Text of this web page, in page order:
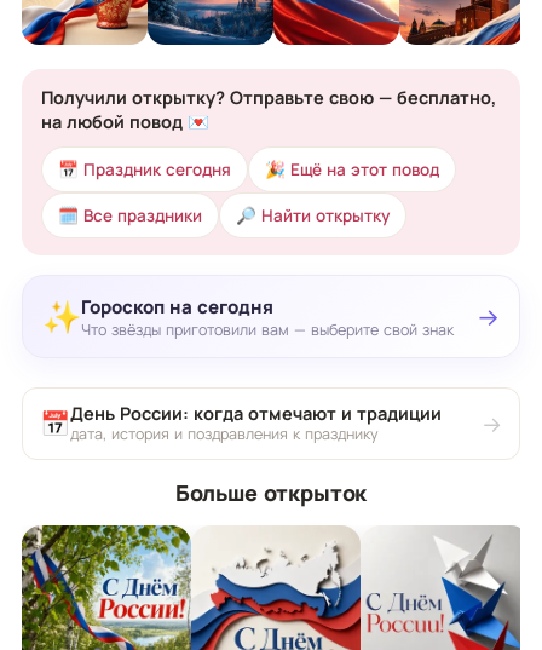
Получили открытку? Отправьте свою — бесплатно,
на любой повод 💌
📅 Праздник сегодня 🎉 Ещё на этот повод
🗓 Все праздники 🔎 Найти открытку
✨Гороскоп на сегодня
Что звёзды приготовили вам — выберите свой знак →
📅День России: когда отмечают и традиции
дата, история и поздравления к празднику →
Больше открыток